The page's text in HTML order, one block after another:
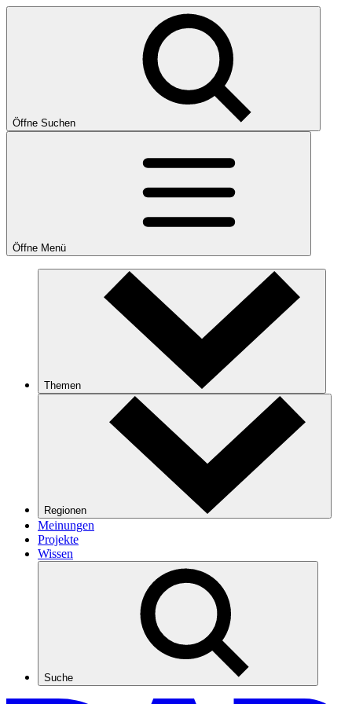
Öffne Suchen
Öffne Menü
Themen
Regionen
Meinungen
Projekte
Wissen
Suche